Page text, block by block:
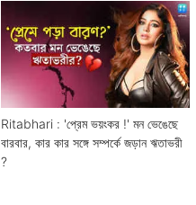
Ritabhari : 'প্রেম ভয়ংকর !' মন ভেঙেছে
বারবার, কার কার সঙ্গে সম্পর্কে জড়ান ঋতাভরী
?